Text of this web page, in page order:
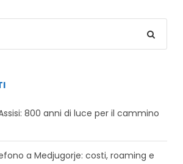
800 anni di luce per il cammino
a Medjugorje: costi, roaming e